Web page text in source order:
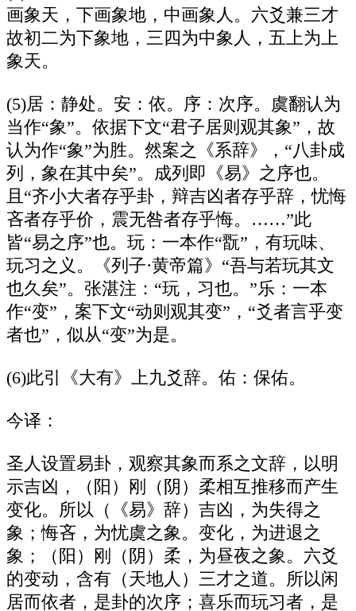
画象天，下画象地，中画象人。六爻兼三才
故初二为下象地，三四为中象人，五上为上
象天。
(5)居：静处。安：依。序：次序。虞翻认为
当作“象”。依据下文“君子居则观其象”，故
认为作“象”为胜。然案之《系辞》，“八卦成
列，象在其中矣”。成列即《易》之序也。
且“齐小大者存乎卦，辩吉凶者存乎辞，忧悔
吝者存乎价，震无咎者存乎悔。……”此
皆“易之序”也。玩：一本作“翫”，有玩味、
玩习之义。《列子·黄帝篇》“吾与若玩其文
也久矣”。张湛注：“玩，习也。”乐：一本
作“变”，案下文“动则观其变”，“爻者言乎变
者也”，似从“变”为是。
(6)此引《大有》上九爻辞。佑：保佑。
今译：
圣人设置易卦，观察其象而系之文辞，以明
示吉凶，（阳）刚（阴）柔相互推移而产生
变化。所以（《易》辞）吉凶，为失得之
象；悔吝，为忧虞之象。变化，为进退之
象；（阳）刚（阴）柔，为昼夜之象。六爻
的变动，含有（天地人）三才之道。所以闲
居而依者，是卦的次序；喜乐而玩习者，是